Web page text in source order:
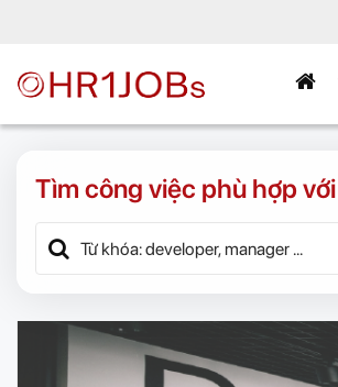
Tìm công việc phù hợp